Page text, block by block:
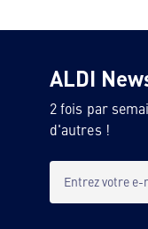
ALDI
2 fois par
d'autres !
Entrez votre